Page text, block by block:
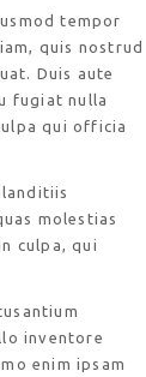
tempor
quis nostrud
Duis aute
fugiat nulla
qui officia
molestias
culpa, qui
inventore
enim ipsam